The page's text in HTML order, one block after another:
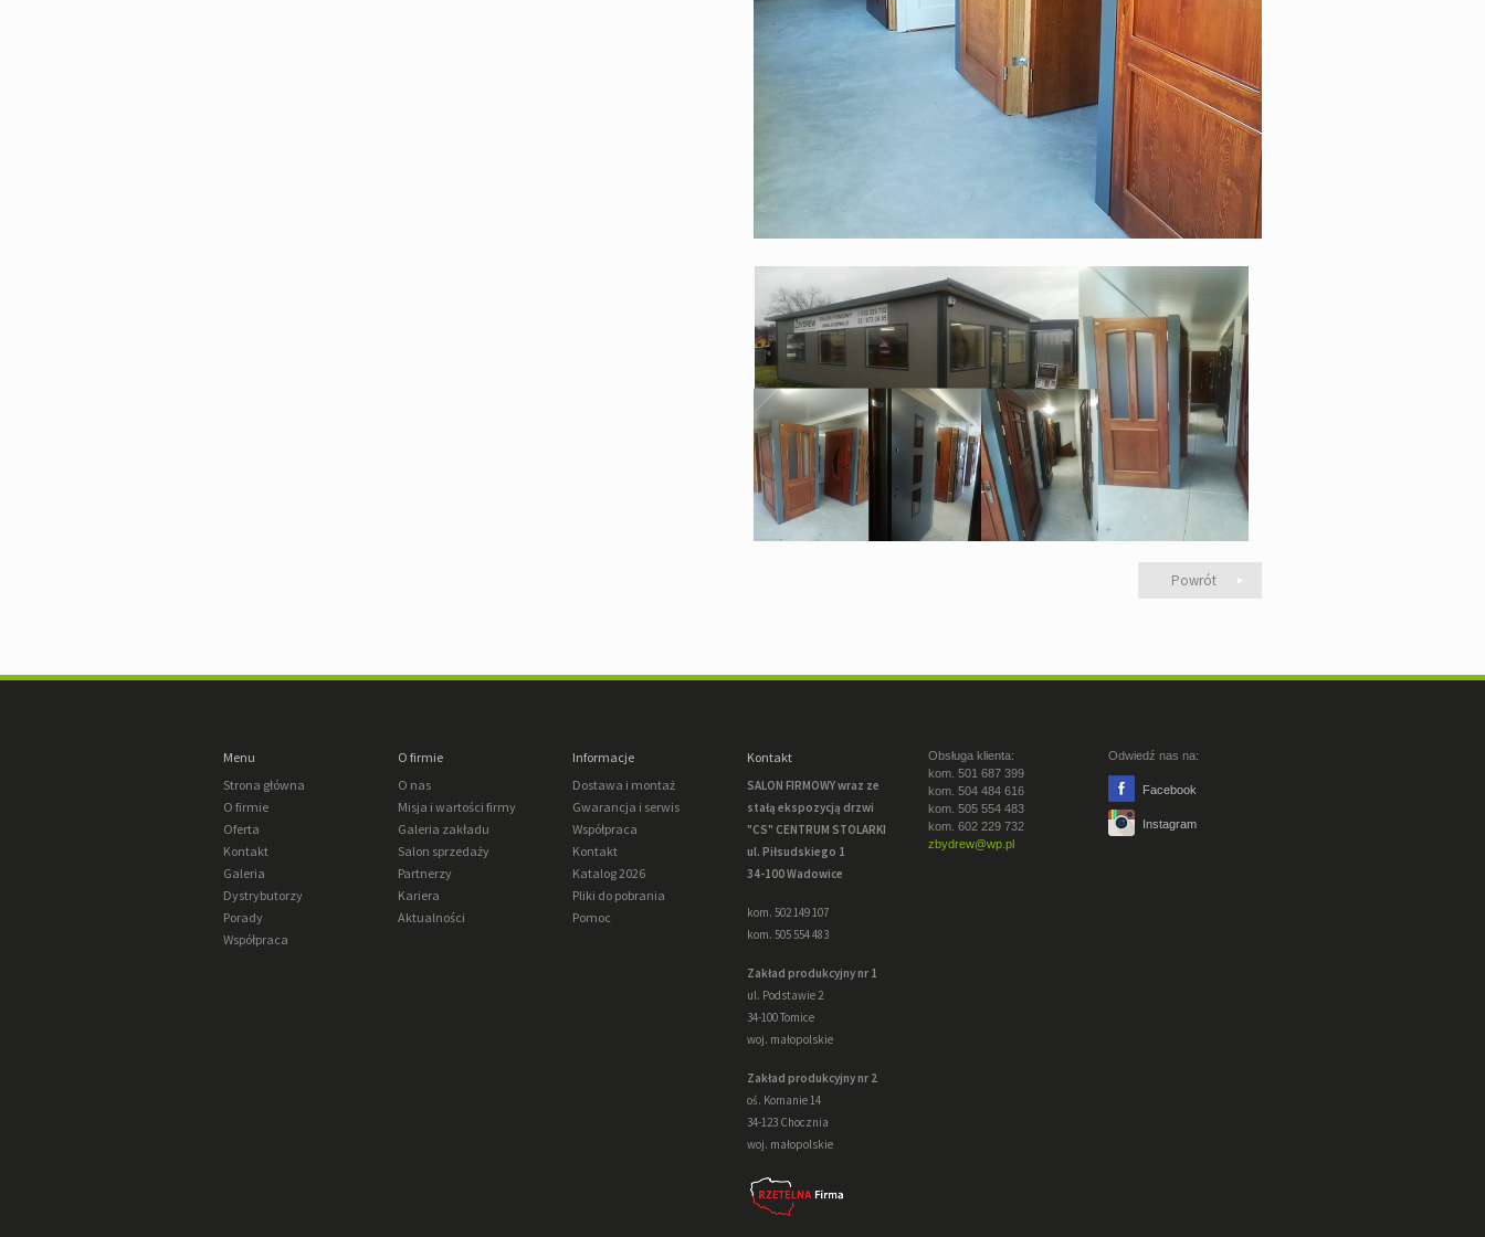
Powrót
Menu
Strona główna
O firmie
Oferta
Kontakt
Galeria
Dystrybutorzy
Porady
Współpraca
O firmie
O nas
Misja i wartości firmy
Galeria zakładu
Salon sprzedaży
Partnerzy
Kariera
Aktualności
Informacje
Dostawa i montaż
Gwarancja i serwis
Współpraca
Kontakt
Katalog 2026
Pliki do pobrania
Pomoc
Kontakt
SALON FIRMOWY wraz ze
stałą ekspozycją drzwi
"CS" CENTRUM STOLARKI
ul. Piłsudskiego 1
34-100 Wadowice
kom. 502 149 107
kom. 505 554 483
Zakład produkcyjny nr 1
ul. Podstawie 2
34-100 Tomice
woj. małopolskie
Zakład produkcyjny nr 2
oś. Komanie 14
34-123 Chocznia
woj. małopolskie
Obsługa klienta:
kom. 501 687 399
kom. 504 484 616
kom. 505 554 483
kom. 602 229 732
zbydrew@wp.pl
Odwiedź nas na:
Facebook
Instagram